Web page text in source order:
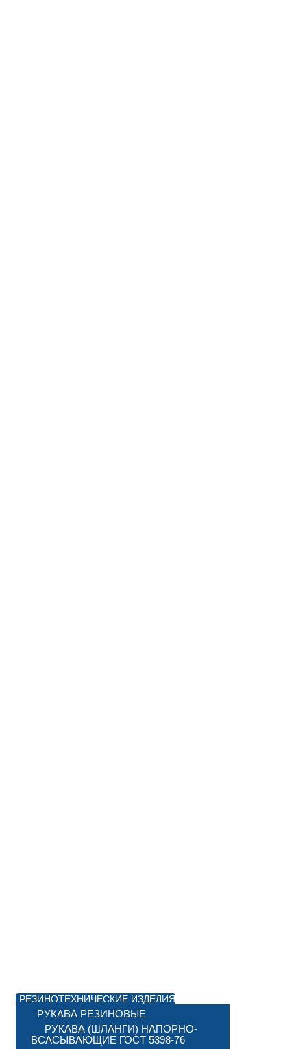
РЕЗИНОТЕХНИЧЕСКИЕ ИЗДЕЛИЯ
РУКАВА РЕЗИНОВЫЕ
РУКАВА (ШЛАНГИ) НАПОРНО-
ВСАСЫВАЮЩИЕ ГОСТ 5398-76